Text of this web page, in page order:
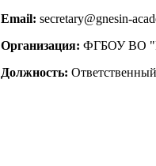
Email: secretary@gnesin-
Организация: ФГБОУ ВО
Должность: